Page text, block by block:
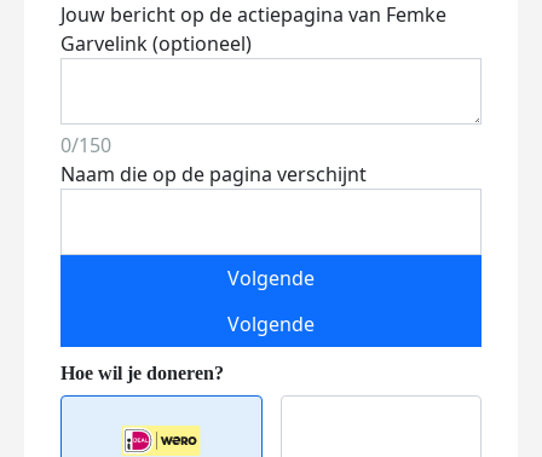
Jouw bericht op de actiepagina van Femke
Garvelink (optioneel)
0/150
Naam die op de pagina verschijnt
Volgende
Volgende